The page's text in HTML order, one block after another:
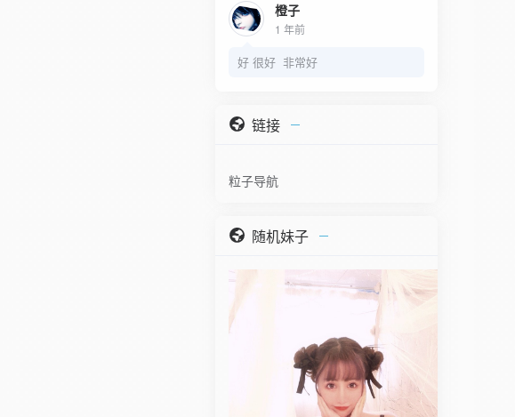
橙子
1 年前
好 很好 非常好
链接
粒子导航
随机妹子